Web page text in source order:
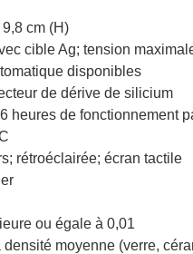
cm (H)
cible Ag; tension
disponibles
de dérive de silicium
heures de fonctionnement
rétroéclairée; écran tactile
ou égale à 0,01
moyenne (verre,